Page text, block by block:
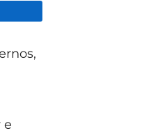
e